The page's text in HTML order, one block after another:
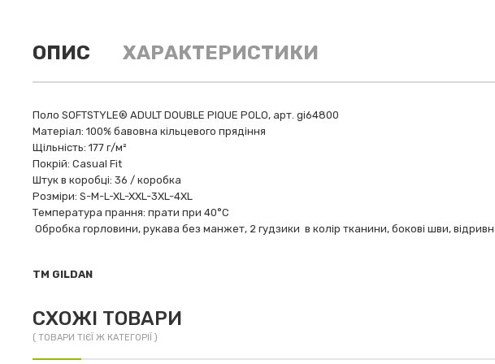
ОПИС ХАРАКТЕРИСТИКИ
Поло SOFTSTYLE® ADULT DOUBLE PIQUE POLO, арт. gi64800
Матеріал: 100% бавовна кільцевого прядіння
Щільність: 177 г/м²
Покрій: Casual Fit
Штук в коробці: 36 / коробка
Розміри: S-M-L-XL-XXL-3XL-4XL
Температура прання: прати при 40°C
Обробка горловини, рукава без манжет, 2 гудзики в колір тканини, бокові шви,
TM GILDAN
СХОЖІ ТОВАРИ
( ТОВАРИ ТІЄЇ Ж КАТЕГОРІЇ )